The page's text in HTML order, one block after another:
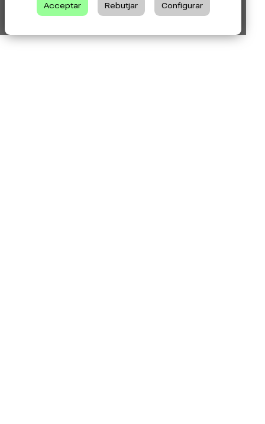
Acceptar Rebutjar Configurar